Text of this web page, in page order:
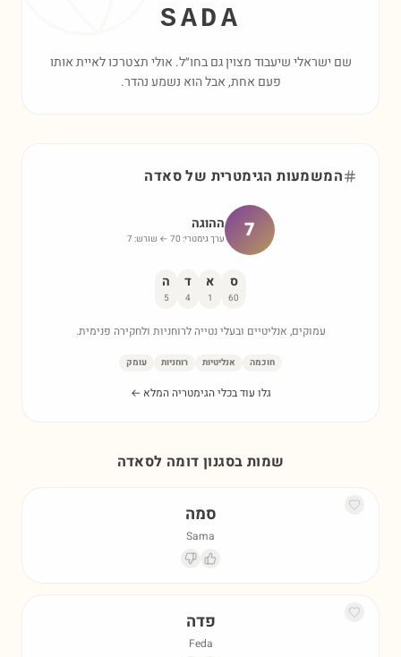
SADA
שם ישראלי שיעבוד מצוין גם בחו״ל. אולי תצטרכו לאיית אותו
פעם אחת, אבל הוא נשמע נהדר.
המשמעות הגימטרית שלסאדה
7 ההוגה
ערך גימטרי: 70 ← שורש: 7
ס
60
א
1
ד
4
ה
5
עמוקים, אנליטיים ובעלי נטייה לרוחניות ולחקירה פנימית.
חוכמה אנליטיות רוחניות עומק
גלו עוד בכלי הגימטריה המלא ←
שמות בסגנון דומה לסאדה
סמה
Sama
פדה
Feda